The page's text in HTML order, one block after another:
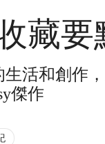
藏要
生活和創作
傑作